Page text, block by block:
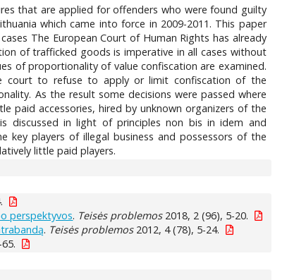
that are applied for offenders who were found guilty
which came into force in 2009-2011. This paper
The European Court of Human Rights has already
of trafficked goods is imperative in all cases without
of proportionality of value confiscation are examined.
court to refuse to apply or limit confiscation of the
As the result some decisions were passed where
paid accessories, hired by unknown organizers of the
discussed in light of principles non bis in idem and
players of illegal business and possessors of the
little paid players.
perspektyvos. Teisės problemos2018, 2 (96), 5-20.
. Teisės problemos2012, 4 (78), 5-24.